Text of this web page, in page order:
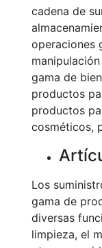
cadena de
operaciones
gama de
productos
productos
cosméticos,
Los
gama de
diversas
limpieza, el